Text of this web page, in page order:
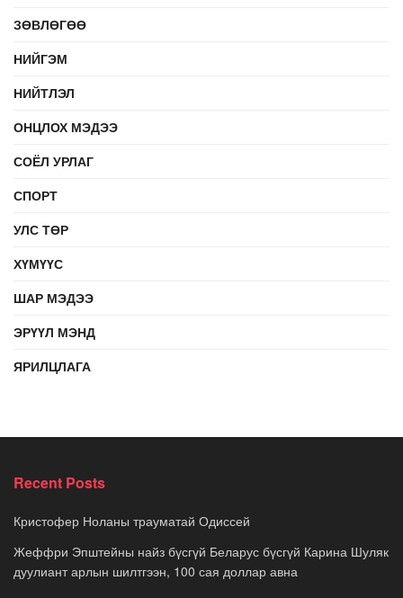
ЗӨВЛӨГӨӨ
НИЙГЭМ
НИЙТЛЭЛ
ОНЦЛОХ МЭДЭЭ
СОЁЛ УРЛАГ
СПОРТ
УЛС ТӨР
ХҮМҮҮС
ШАР МЭДЭЭ
ЭРҮҮЛ МЭНД
ЯРИЛЦЛАГА
Recent Posts
Кристофер Ноланы трауматай Одиссей
Жеффри Эпштейны найз бүсгүй Беларус бүсгүй Карина Шуляк
дуулиант арлын шилтгээн, 100 сая доллар авна